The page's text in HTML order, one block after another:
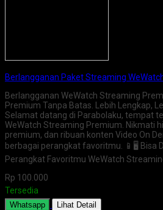
Berlangganan Paket Streaming
Berlangganan WeWatch Streaming
Premium Tanpa Batas. Lebih Lengkap,
Selamat datang di Parabolaku, tempat
WeWatch Streaming Premium. Nikmati
premium, dan ribuan konten Video On
berbagai perangkat favoritmu. 📱🖥️ Bisa
Perangkat Favoritmu WeWatch
Rp 100.000
Tersedia
Whatsapp Lihat Detail